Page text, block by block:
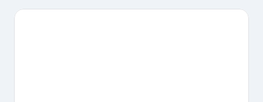
un evento o partido en Anfiteatro iTHINK Financial, y haz algo de